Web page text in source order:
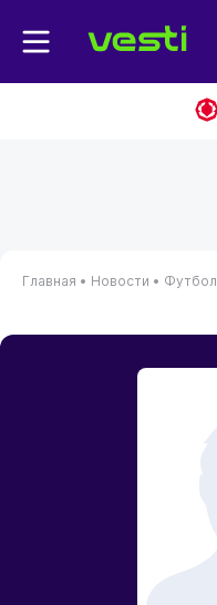
Главная • Новости • Футбол